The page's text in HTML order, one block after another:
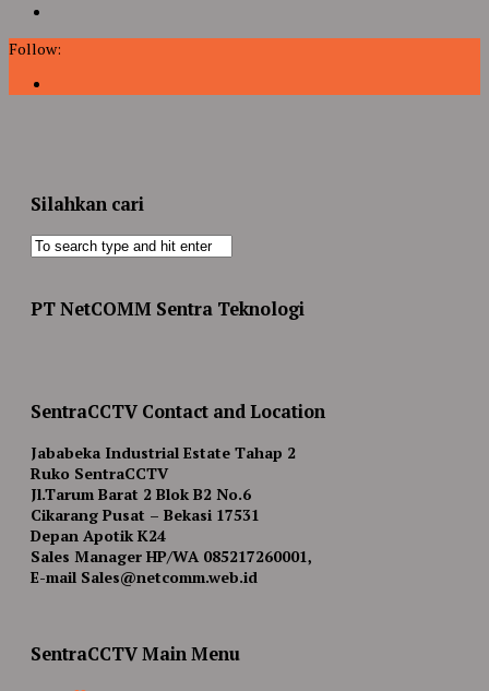
Follow:
Silahkan cari
PT NetCOMM Sentra Teknologi
SentraCCTV Contact and Location
Jababeka Industrial Estate Tahap 2
Ruko SentraCCTV
Jl.Tarum Barat 2 Blok B2 No.6
Cikarang Pusat – Bekasi 17531
Depan Apotik K24
Sales Manager HP/WA 085217260001,
E-mail Sales@netcomm.web.id
SentraCCTV Main Menu